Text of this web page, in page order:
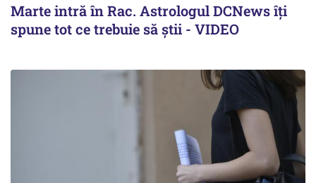
Marte intră în Rac. Astrologul DCNews îți
spune tot ce trebuie să știi - VIDEO